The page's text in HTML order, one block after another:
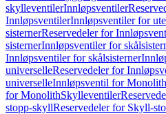
skylleventilerInnløpsventiler
InnløpsventilerInnløpsventiler for
sisternerReservedeler for
sisternerInnløpsventiler for
Innløpsventiler for skålsisterner
universelleReservedeler for
universelleInnløpsventil for Monolith
for MonolithSkylleventiler
stopp-skyllReservedeler for Skyll-